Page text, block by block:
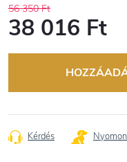
56 350 Ft
38 016 Ft
Kérdés